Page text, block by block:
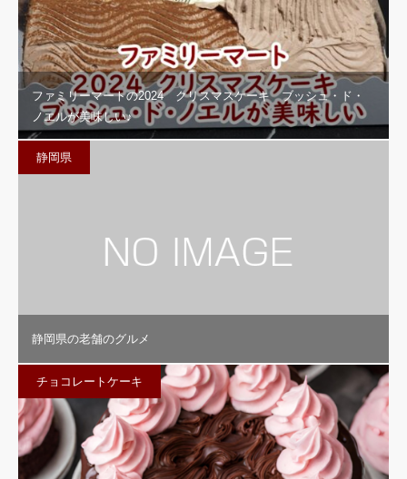
ファミリーマートの2024 クリスマスケーキ ブッシュ・ド・
ノエルが美味しい♪
静岡県
静岡県の老舗のグルメ
チョコレートケーキ